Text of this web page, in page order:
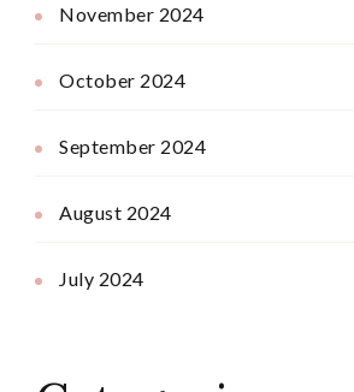
November 2024
October 2024
September 2024
August 2024
July 2024